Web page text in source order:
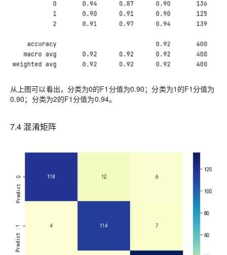
从上图可以看出，分类为0的F1分值为0.90；分类为1的F1分值为
0.90；分类为2的F1分值为0.94。
7.4 混淆矩阵